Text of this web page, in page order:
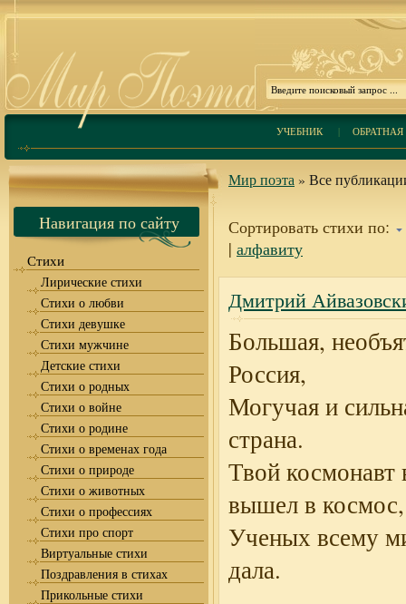
УЧЕБНИК| ОБРАТНАЯ
Навигация по сайту
Стихи
Лирические стихи
Стихи о любви
Стихи девушке
Стихи мужчине
Детские стихи
Стихи о родных
Стихи о войне
Стихи о родине
Стихи о временах года
Стихи о природе
Стихи о животных
Стихи о профессиях
Стихи про спорт
Виртуальные стихи
Поздравления в стихах
Прикольные стихи
Мир поэта » Все
Сортировать стихи по:
| алфавиту
Дмитрий
Большая,
Россия,
Могучая и
страна.
Твой космонавт
вышел в космос,
Ученых всему
дала.